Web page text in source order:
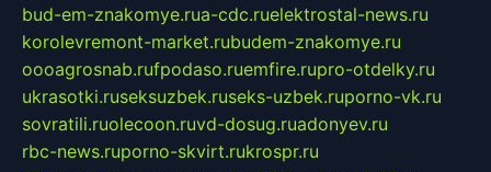
bud-em-znakomye.rua-cdc.ruelektrostal-news.ru
korolevremont-market.rubudem-znakomye.ru
oooagrosnab.rufpodaso.ruemfire.rupro-otdelky.ru
ukrasotki.ruseksuzbek.ruseks-uzbek.ruporno-vk.ru
sovratili.ruolecoon.ruvd-dosug.ruadonyev.ru
rbc-news.ruporno-skvirt.rukrospr.ru